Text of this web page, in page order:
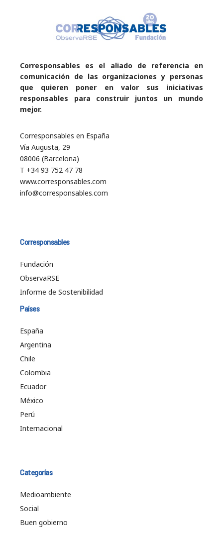
Corresponsables es el aliado de referencia en
comunicación de las organizaciones y personas
que quieren poner en valor sus iniciativas
responsables para construir juntos un mundo
mejor.
Corresponsables en España
Vía Augusta, 29
08006 (Barcelona)
T +34 93 752 47 78
www.corresponsables.com
info@corresponsables.com
Corresponsables
Fundación
ObservaRSE
Informe de Sostenibilidad
Países
España
Argentina
Chile
Colombia
Ecuador
México
Perú
Internacional
Categorías
Medioambiente
Social
Buen gobierno